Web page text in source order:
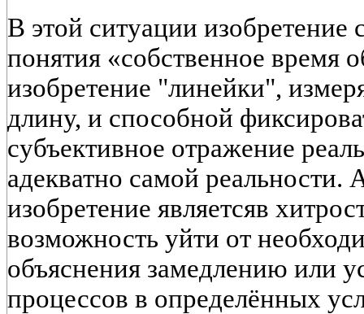
В этой ситуации
понятия «собственное время
изобретение "линейки",
длину, и способной
субъективное отражение
адекватно самой реальности.
изобретение являетсяв
возможность уйти от
объяснения замедлению или
процессов в определённых